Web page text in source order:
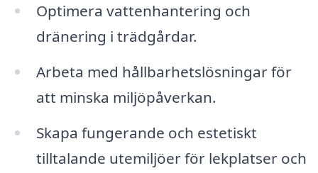
Optimera vattenhantering och
dränering i trädgårdar.
Arbeta med hållbarhetslösningar för
att minska miljöpåverkan.
Skapa fungerande och estetiskt
tilltalande utemiljöer för lekplatser och